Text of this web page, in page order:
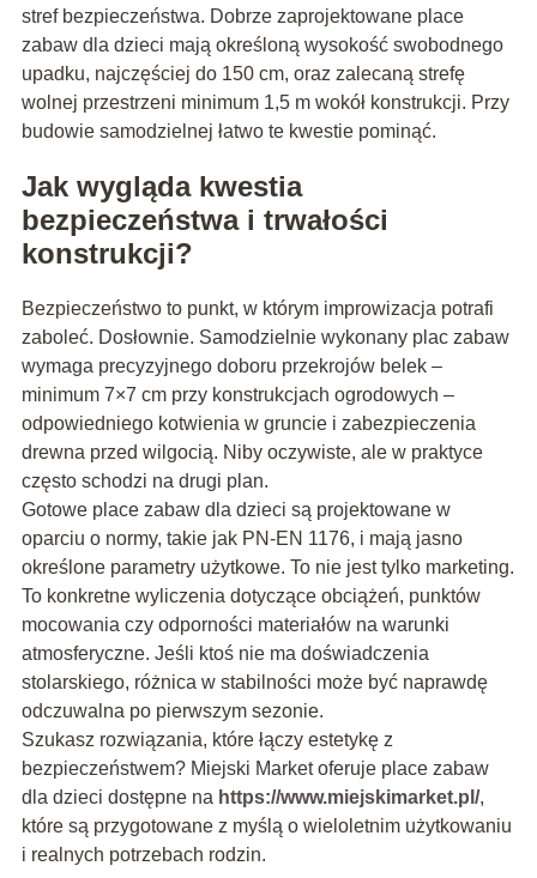
stref bezpieczeństwa. Dobrze zaprojektowane place
zabaw dla dzieci mają określoną wysokość swobodnego
upadku, najczęściej do 150 cm, oraz zalecaną strefę
wolnej przestrzeni minimum 1,5 m wokół konstrukcji. Przy
budowie samodzielnej łatwo te kwestie pominąć.
Jak wygląda kwestia
bezpieczeństwa i trwałości
konstrukcji?
Bezpieczeństwo to punkt, w którym improwizacja potrafi
zaboleć. Dosłownie. Samodzielnie wykonany plac zabaw
wymaga precyzyjnego doboru przekrojów belek –
minimum 7×7 cm przy konstrukcjach ogrodowych –
odpowiedniego kotwienia w gruncie i zabezpieczenia
drewna przed wilgocią. Niby oczywiste, ale w praktyce
często schodzi na drugi plan.
Gotowe place zabaw dla dzieci są projektowane w
oparciu o normy, takie jak PN-EN 1176, i mają jasno
określone parametry użytkowe. To nie jest tylko marketing.
To konkretne wyliczenia dotyczące obciążeń, punktów
mocowania czy odporności materiałów na warunki
atmosferyczne. Jeśli ktoś nie ma doświadczenia
stolarskiego, różnica w stabilności może być naprawdę
odczuwalna po pierwszym sezonie.
Szukasz rozwiązania, które łączy estetykę z
bezpieczeństwem? Miejski Market oferuje place zabaw
dla dzieci dostępne na https://www.miejskimarket.pl/,
które są przygotowane z myślą o wieloletnim użytkowaniu
i realnych potrzebach rodzin.